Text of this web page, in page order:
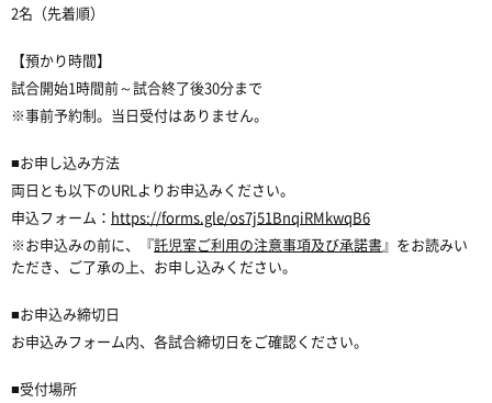
2名（先着順）
【預かり時間】
試合開始1時間前～試合終了後30分まで
※事前予約制。当日受付はありません。
■お申し込み方法
両日とも以下のURLよりお申込みください。
申込フォーム： https://forms.gle/os7j51BnqiRMkwqB6
※お申込みの前に、『託児室ご利用の注意事項及び承諾書』をお読みい
ただき、ご了承の上、お申し込みください。
■お申込み締切日
お申込みフォーム内、各試合締切日をご確認ください。
■受付場所